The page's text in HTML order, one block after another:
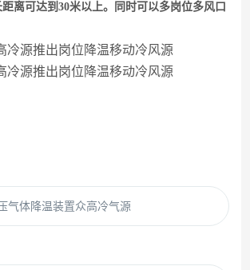
离可达到30米以上。同时可以多岗位多风口
气体降温装置众高冷气源